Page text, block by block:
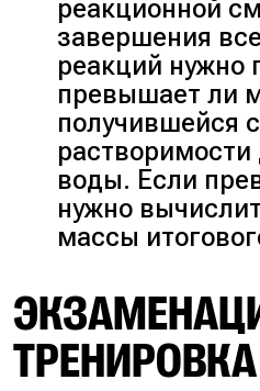
реакционной
завершения
реакций нужно
превышает ли
получившейся
растворимости
воды. Если
нужно
массы
ТРЕНИРОВКА